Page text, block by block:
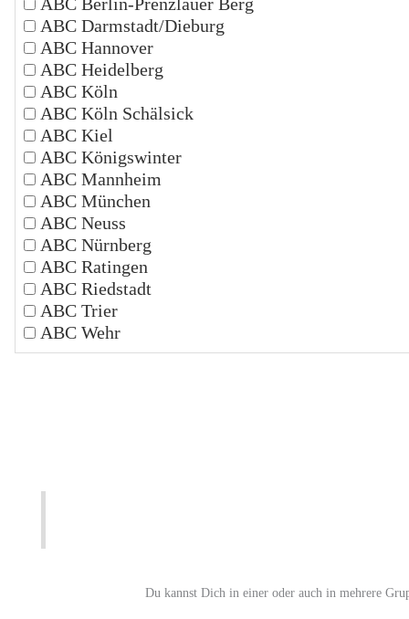
ABC Darmstadt/Dieburg
ABC Hannover
ABC Heidelberg
ABC Köln
ABC Köln Schälsick
ABC Kiel
ABC Königswinter
ABC Mannheim
ABC München
ABC Neuss
ABC Nürnberg
ABC Ratingen
ABC Riedstadt
ABC Trier
ABC Wehr
Du kannst Dich in einer oder auch in mehrere